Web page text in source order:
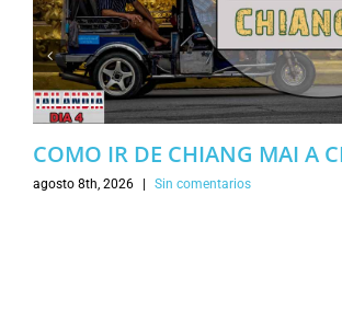
COMO IR DE CHIANG MAI A
agosto 8th, 2026 | Sin comentarios